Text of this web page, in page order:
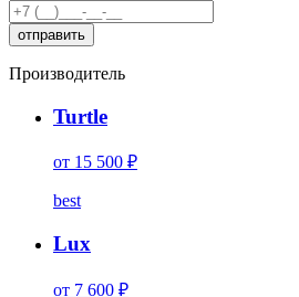
Производитель
Turtle
от 15 500 ₽
best
Lux
от 7 600 ₽